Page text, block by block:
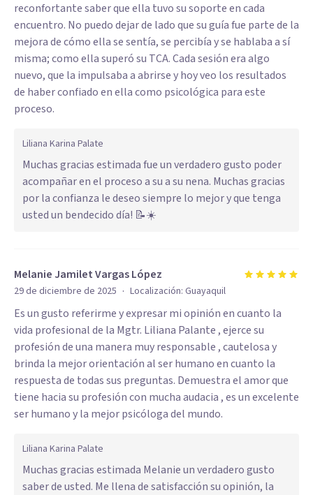
reconfortante saber que ella tuvo su soporte en cada
encuentro. No puedo dejar de lado que su guía fue parte de la
mejora de cómo ella se sentía, se percibía y se hablaba a sí
misma; como ella superó su TCA. Cada sesión era algo
nuevo, que la impulsaba a abrirse y hoy veo los resultados
de haber confiado en ella como psicológica para este
proceso.
Liliana Karina Palate
Muchas gracias estimada fue un verdadero gusto poder
acompañar en el proceso a su a su nena. Muchas gracias
por la confianza le deseo siempre lo mejor y que tenga
usted un bendecido día! 📝☀️
Melanie Jamilet Vargas López
29 de diciembre de 2025 · Localización: Guayaquil
Es un gusto referirme y expresar mi opinión en cuanto la
vida profesional de la Mgtr. Liliana Palante , ejerce su
profesión de una manera muy responsable , cautelosa y
brinda la mejor orientación al ser humano en cuanto la
respuesta de todas sus preguntas. Demuestra el amor que
tiene hacia su profesión con mucha audacia , es un excelente
ser humano y la mejor psicóloga del mundo.
Liliana Karina Palate
Muchas gracias estimada Melanie un verdadero gusto
saber de usted. Me llena de satisfacción su opinión, la